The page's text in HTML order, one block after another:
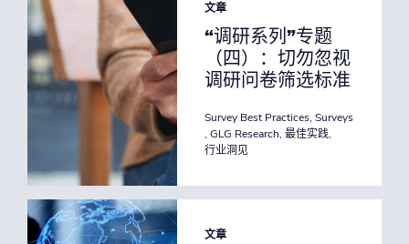
文章
“调研系列”专题
（四）：切勿忽视
调研问卷筛选标准
Survey Best Practices, Surveys
, GLG Research, 最佳实践,
行业洞见
文章